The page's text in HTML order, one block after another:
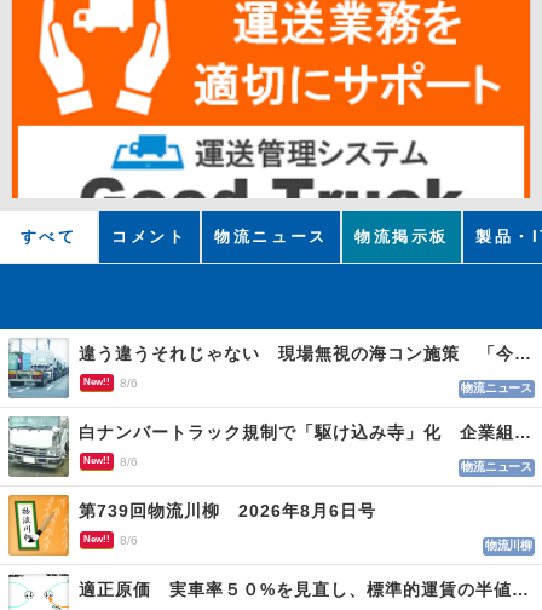
すべて コメント 物流ニュース 物流掲示板 製品・
違う違うそれじゃない 現場無視の海コン施策 「今でも平均２～３時間は待つ」
New!! 8/6 物流ニュース
白ナンバートラック規制で「駆け込み寺」化 企業組合が入会基準を見直しへ
New!! 8/6 物流ニュース
第739回物流川柳 2026年8月6日号
New!! 8/6 物流川柳
適正原価 実車率５０%を見直し、標準的運賃の半値の恐れも